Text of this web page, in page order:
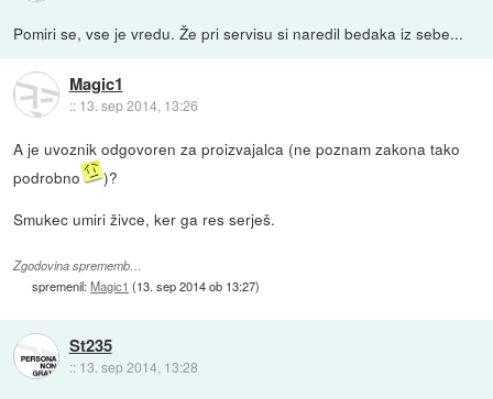
Pomiri se, vse je vredu. Že pri servisu si naredil bedaka iz sebe...
Magic1
:: 13. sep 2014, 13:26
A je uvoznik odgovoren za proizvajalca (ne poznam zakona tako
podrobno
)?
Smukec umiri živce, ker ga res serješ.
Zgodovina sprememb…
spremenil:Magic1 (13. sep 2014 ob 13:27)
St235
:: 13. sep 2014, 13:28